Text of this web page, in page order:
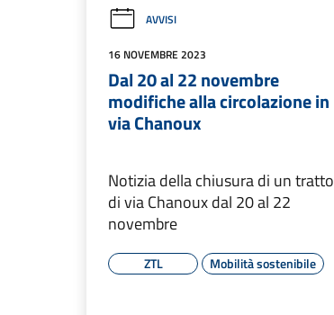
AVVISI
16 NOVEMBRE 2023
Dal 20 al 22 novembre
modifiche alla circolazione in
via Chanoux
Notizia della chiusura di un tratto
di via Chanoux dal 20 al 22
novembre
ZTL Mobilità sostenibile